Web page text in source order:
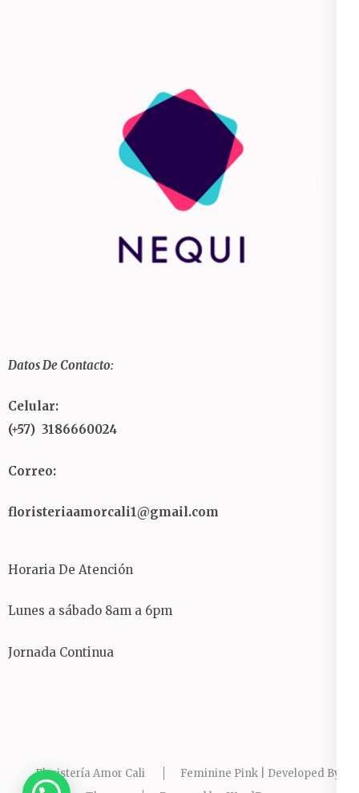
Datos De Contacto:
Celular:
(+57) 3186660024
Correo:
floristeriaamorcali1@gmail.com
Horaria De Atención
Lunes a sábado 8am a 6pm
Jornada Continua
Floristería Amor Cali
Feminine Pink | Developed By